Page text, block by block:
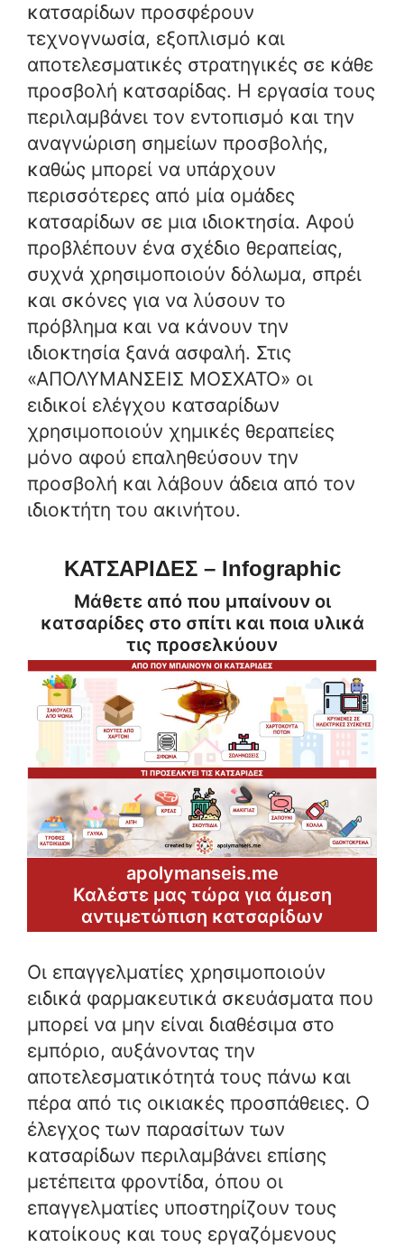
κατσαρίδων προσφέρουν
τεχνογνωσία, εξοπλισμό και
αποτελεσματικές στρατηγικές σε κάθε
προσβολή κατσαρίδας. Η εργασία τους
περιλαμβάνει τον εντοπισμό και την
αναγνώριση σημείων προσβολής,
καθώς μπορεί να υπάρχουν
περισσότερες από μία ομάδες
κατσαρίδων σε μια ιδιοκτησία. Αφού
προβλέπουν ένα σχέδιο θεραπείας,
συχνά χρησιμοποιούν δόλωμα, σπρέι
και σκόνες για να λύσουν το
πρόβλημα και να κάνουν την
ιδιοκτησία ξανά ασφαλή. Στις
«ΑΠΟΛΥΜΑΝΣΕΙΣ ΜΟΣΧΑΤΟ» οι
ειδικοί ελέγχου κατσαρίδων
χρησιμοποιούν χημικές θεραπείες
μόνο αφού επαληθεύσουν την
προσβολή και λάβουν άδεια από τον
ιδιοκτήτη του ακινήτου.
ΚΑΤΣΑΡΙΔΕΣ – Infographic
Μάθετε από που μπαίνουν οι
κατσαρίδες στο σπίτι και ποια υλικά
τις προσελκύουν
apolymanseis.me
Καλέστε μας τώρα για άμεση
αντιμετώπιση κατσαρίδων
Οι επαγγελματίες χρησιμοποιούν
ειδικά φαρμακευτικά σκευάσματα που
μπορεί να μην είναι διαθέσιμα στο
εμπόριο, αυξάνοντας την
αποτελεσματικότητά τους πάνω και
πέρα ​​από τις οικιακές προσπάθειες. Ο
έλεγχος των παρασίτων των
κατσαρίδων περιλαμβάνει επίσης
μετέπειτα φροντίδα, όπου οι
επαγγελματίες υποστηρίζουν τους
κατοίκους και τους εργαζόμενους